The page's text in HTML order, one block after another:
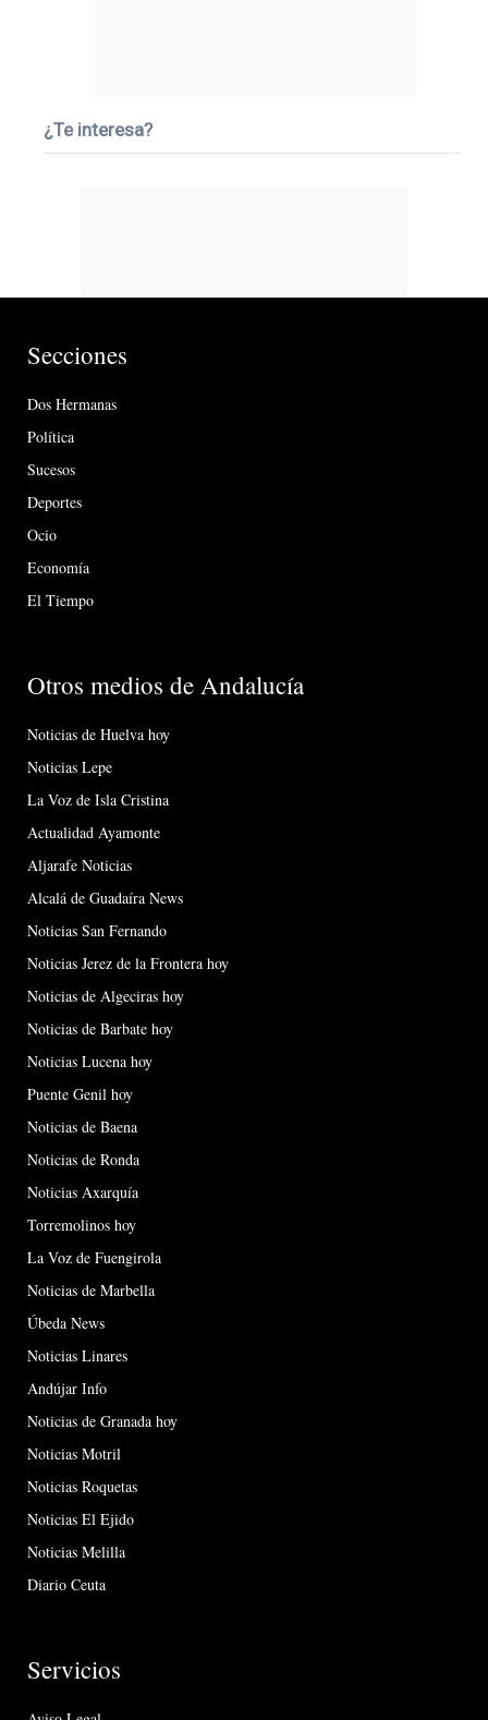
¿Te interesa?
Secciones
Dos Hermanas
Política
Sucesos
Deportes
Ocio
Economía
El Tiempo
Otros medios de Andalucía
Noticias de Huelva hoy
Noticias Lepe
La Voz de Isla Cristina
Actualidad Ayamonte
Aljarafe Noticias
Alcalá de Guadaíra News
Noticias San Fernando
Noticias Jerez de la Frontera hoy
Noticias de Algeciras hoy
Noticias de Barbate hoy
Noticias Lucena hoy
Puente Genil hoy
Noticias de Baena
Noticias de Ronda
Noticias Axarquía
Torremolinos hoy
La Voz de Fuengirola
Noticias de Marbella
Úbeda News
Noticias Linares
Andújar Info
Noticias de Granada hoy
Noticias Motril
Noticias Roquetas
Noticias El Ejido
Noticias Melilla
Diario Ceuta
Servicios